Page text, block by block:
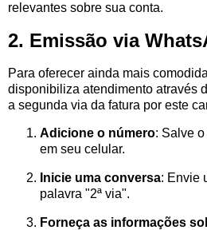
relevantes sobre sua conta.
2. Emissão via
Para oferecer ainda mais
disponibiliza atendimento através
a segunda via da fatura por este
Adicione o número: Salve
em seu celular.
Inicie uma conversa: Envie
palavra "2ª via".
Forneça as informações